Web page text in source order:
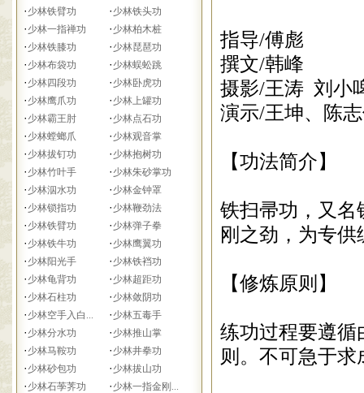
· 少林铁臂功 · 少林铁头功
· 少林一指禅功 · 少林柏木桩
· 少林铁膝功 · 少林琵琶功
· 少林布袋功 · 少林蜈蚣跳
· 少林四段功 · 少林卧虎功
· 少林鹰爪功 · 少林上罐功
· 少林霸王肘 · 少林点石功
· 少林螳螂爪 · 少林观音掌
· 少林拔钉功 · 少林抱树功
· 少林竹叶手 · 少林朱砂掌功
· 少林泅水功 · 少林金钟罩
· 少林锁指功 · 少林鞭劲法
· 少林铁臂功 · 少林弹子拳
· 少林铁牛功 · 少林鹰翼功
· 少林阳光手 · 少林铁裆功
· 少林龟背功 · 少林超距功
· 少林石柱功 · 少林敛阴功
· 少林空手入白... · 少林五毒手
· 少林分水功 · 少林推山掌
· 少林马鞍功 · 少林井拳功
· 少林砂包功 · 少林拔山功
· 少林石荸荠功 · 少林一指金刚...
指导/傅彪
撰文/韩峰
摄影/王涛 刘小
演示/王坤、陈
【功法简介】
铁扫帚功，又名
刚之劲，为专
【修炼原则】
练功过程要遵循
则。不可急于